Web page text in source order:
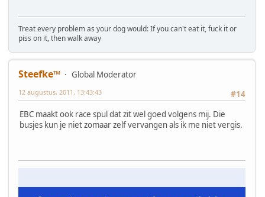
Treat every problem as your dog would: If you can't eat it, fuck it or
piss on it, then walk away
Steefke™
Global Moderator
#14
12 augustus, 2011, 13:43:43
EBC maakt ook race spul dat zit wel goed volgens mij. Die
busjes kun je niet zomaar zelf vervangen als ik me niet vergis.